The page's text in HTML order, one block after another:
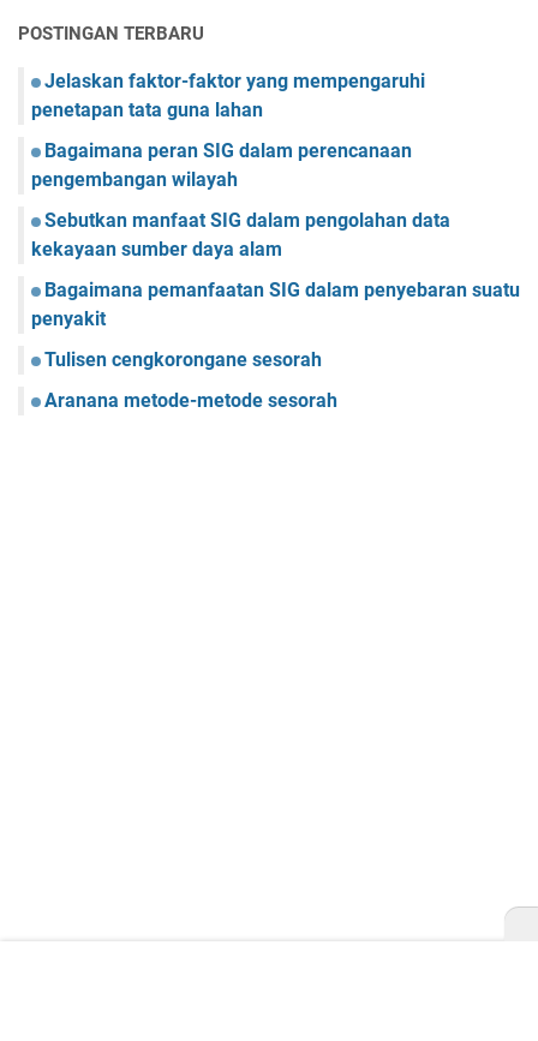
POSTINGAN TERBARU
Jelaskan faktor-faktor yang mempengaruhi
penetapan tata guna lahan
Bagaimana peran SIG dalam perencanaan
pengembangan wilayah
Sebutkan manfaat SIG dalam pengolahan data
kekayaan sumber daya alam
Bagaimana pemanfaatan SIG dalam penyebaran suatu
penyakit
Tulisen cengkorongane sesorah
Aranana metode-metode sesorah